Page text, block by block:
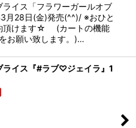
ライス「フラワーガールオブ
月28日(金)発売(^^)/ ※おひと
頂けます☆ (カートの機能
お願い致します。)…
ライス『#ラブ♡ジェイラ』1